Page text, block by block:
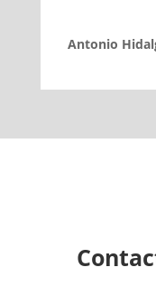
Antonio